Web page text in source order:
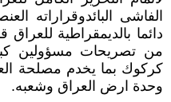
الفاشى البائدوقراراته
دائما بالديمقراطية
من تصريحات مسؤولين
كركوك بما يخدم مصلحة
وحدة ارض العراق وشعبه.